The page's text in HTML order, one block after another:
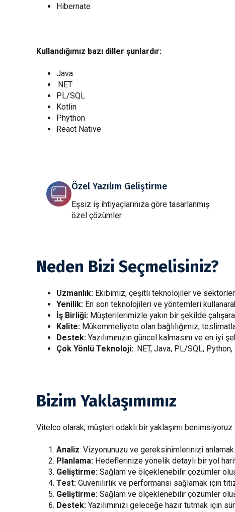
Hibernate
Kullandığımız bazı diller şunlardır:
Java
.NET
PL/SQL
Kotlin
Phython
React Native
Özel Yazılım Geliştirme
Eşsiz iş ihtiyaçlarınıza göre tasarlanmış
özel çözümler.
Neden Bizi Seçmelisiniz?
Uzmanlık: Ekibimiz, çeşitli teknolojiler ve
Yenilik: En son teknolojileri ve yöntemleri
İş Birliği: Müşterilerimizle yakın bir şekilde
Kalite: Mükemmeliyete olan bağlılığımız,
Destek: Yazılımınızın güncel kalmasını ve en
Çok Yönlü Teknoloji: .NET, Java, PL/SQL,
Bizim Yaklaşımımız
Vitelco olarak, müşteri odaklı bir yaklaşımı
Analiz: Vizyonunuzu ve gereksinimlerinizi anlamak.
Planlama: Hedeflerinize yönelik detaylı bir yol
Geliştirme: Sağlam ve ölçeklenebilir çözümler
Test: Güvenilirlik ve performansı sağlamak için
Geliştirme: Sağlam ve ölçeklenebilir çözümler
Destek: Yazılımınızı geleceğe hazır tutmak için